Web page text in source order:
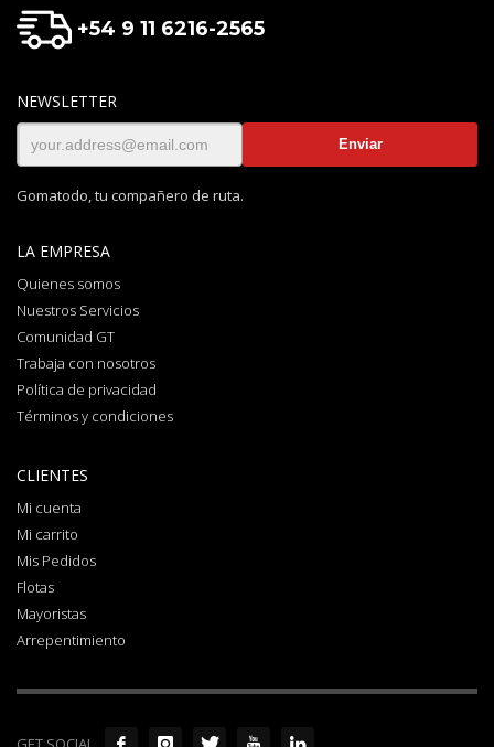
+54 9 11 6216-2565
NEWSLETTER
Gomatodo, tu compañero de ruta.
LA EMPRESA
Quienes somos
Nuestros Servicios
Comunidad GT
Trabaja con nosotros
Política de privacidad
Términos y condiciones
CLIENTES
Mi cuenta
Mi carrito
Mis Pedidos
Flotas
Mayoristas
Arrepentimiento